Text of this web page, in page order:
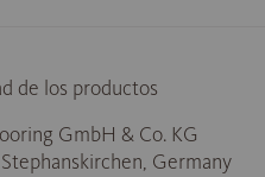
de los productos
GmbH & Co. KG
Germany